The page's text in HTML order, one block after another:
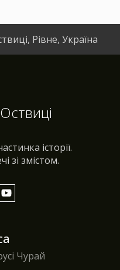
Рівне, Україна
історії.
зі змістом.
Чурай